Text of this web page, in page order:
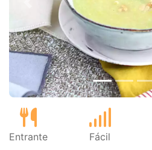
Anterior
Entrante Fácil